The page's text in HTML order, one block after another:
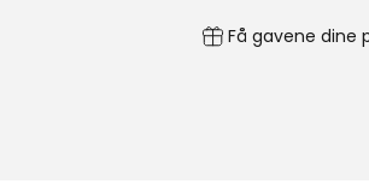
Få gavene dine